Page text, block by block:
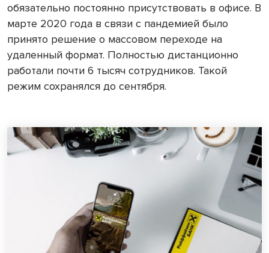
обязательно постоянно присутствовать в офисе. В
марте 2020 года в связи с пандемией было
принято решение о массовом переходе на
удаленный формат. Полностью дистанционно
работали почти 6 тысяч сотрудников. Такой
режим сохранялся до сентября.